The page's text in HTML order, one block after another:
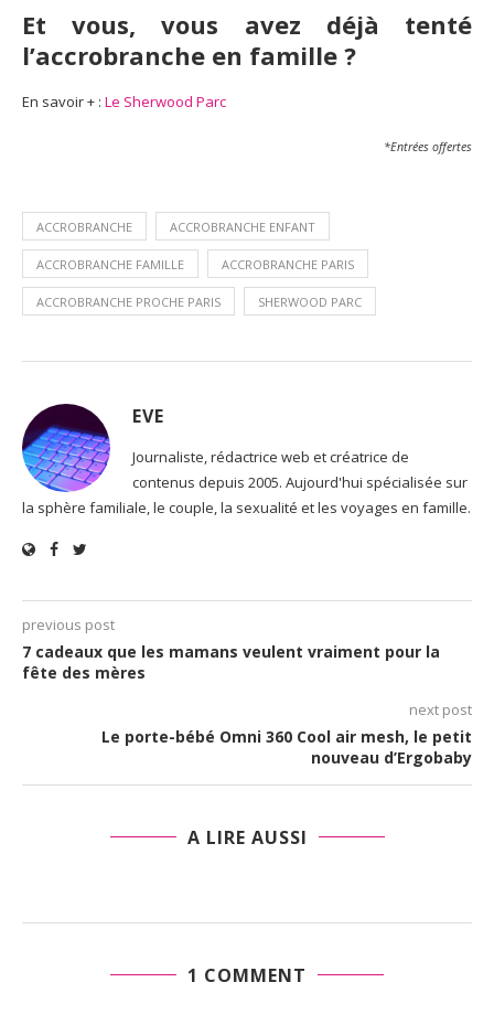
Et vous, vous avez déjà tenté
l’accrobranche en famille ?
En savoir + : Le Sherwood Parc
*Entrées offertes
ACCROBRANCHE ACCROBRANCHE ENFANT
ACCROBRANCHE FAMILLE ACCROBRANCHE PARIS
ACCROBRANCHE PROCHE PARIS SHERWOOD PARC
EVE
Journaliste, rédactrice web et créatrice de
contenus depuis 2005. Aujourd'hui spécialisée sur
la sphère familiale, le couple, la sexualité et les voyages en famille.
previous post
7 cadeaux que les mamans veulent vraiment pour la
fête des mères
next post
Le porte-bébé Omni 360 Cool air mesh, le petit
nouveau d’Ergobaby
A LIRE AUSSI
1 COMMENT